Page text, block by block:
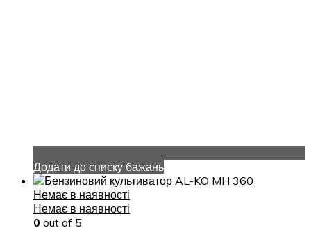
Додати до списку бажань
Немає в наявності
Немає в наявності
0 out of 5